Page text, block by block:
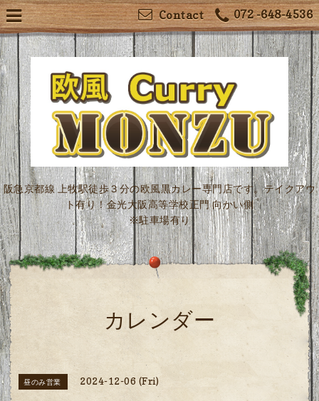
072 -648-4536
Contact
阪急京都線 上牧駅徒歩３分の欧風黒カレー専門店です。テイクアウ
ト有り！金光大阪高等学校正門 向かい側
※駐車場有り
カレンダー
昼のみ営業 2024-12-06 (Fri)